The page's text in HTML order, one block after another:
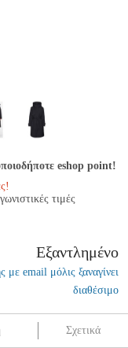
eshop point!
τιμές
Εξαντλημένο
email μόλις ξαναγίνει
διαθέσιμο
Σχετικά